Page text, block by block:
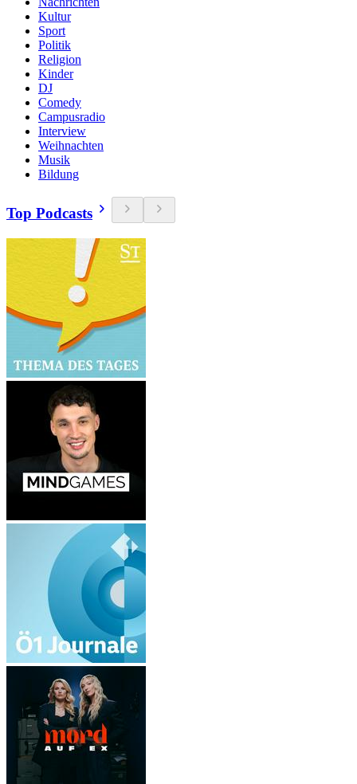
Kultur
Sport
Politik
Religion
Kinder
DJ
Comedy
Campusradio
Interview
Weihnachten
Musik
Bildung
Top Podcasts